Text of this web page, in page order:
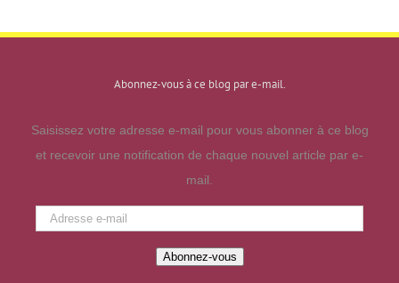
Abonnez-vous à ce blog par e-mail.
Saisissez votre adresse e-mail pour vous abonner à ce blog
et recevoir une notification de chaque nouvel article par e-
mail.
Adresse
Abonnez-vous